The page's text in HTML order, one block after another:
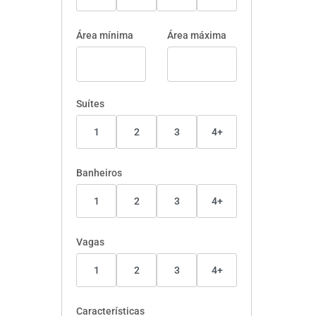
Área mínima Área máxima
Suítes
1 2 3 4+
Banheiros
1 2 3 4+
Vagas
1 2 3 4+
Características